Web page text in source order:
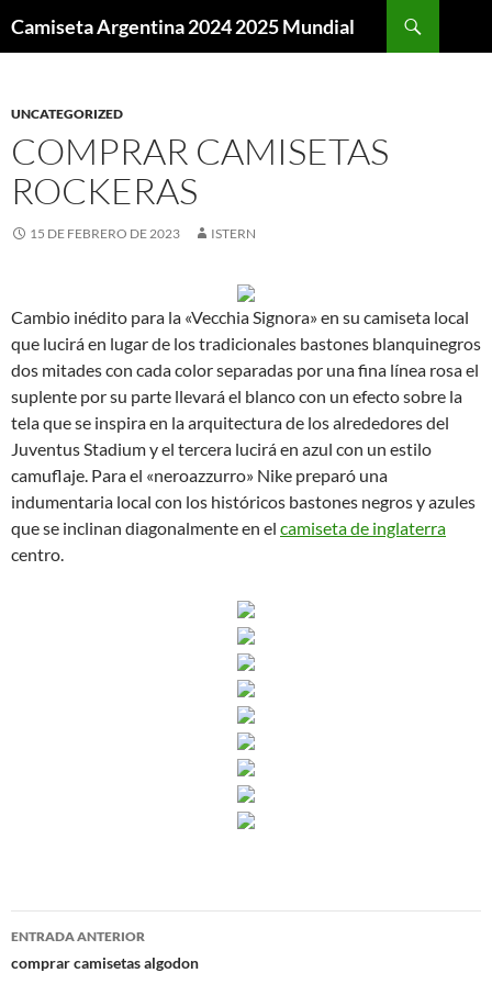
Camiseta Argentina 2024 2025 Mundial
UNCATEGORIZED
COMPRAR CAMISETAS
ROCKERAS
15 DE FEBRERO DE 2023 ISTERN
Cambio inédito para la «Vecchia Signora» en su camiseta local
que lucirá en lugar de los tradicionales bastones blanquinegros
dos mitades con cada color separadas por una fina línea rosa el
suplente por su parte llevará el blanco con un efecto sobre la
tela que se inspira en la arquitectura de los alrededores del
Juventus Stadium y el tercera lucirá en azul con un estilo
camuflaje. Para el «neroazzurro» Nike preparó una
indumentaria local con los históricos bastones negros y azules
que se inclinan diagonalmente en el camiseta de inglaterra
centro.
Navegación
de
ENTRADA ANTERIOR
comprar camisetas algodon